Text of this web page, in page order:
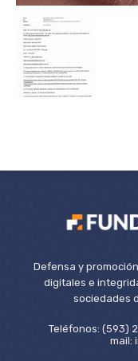
Defensa y
digitales e
sociedades
Teléfonos: (593)
mail: